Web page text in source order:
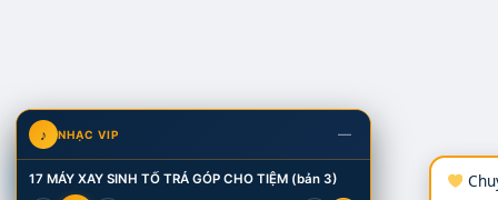
V
♪ NHẠC VIP —
17 MÁY XAY SINH TỐ TRẢ GÓP CHO TIỆM (bản 3)